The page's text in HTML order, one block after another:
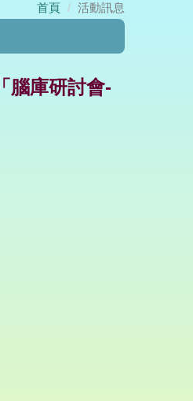
首頁 活動訊息
腦庫研討會-